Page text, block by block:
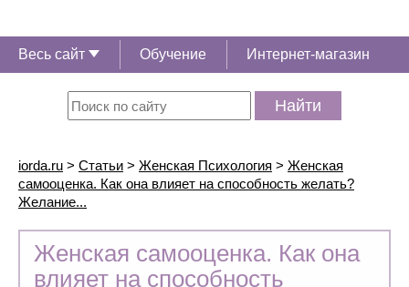
Весь сайт Обучение Интернет-магазин
Найти
iorda.ru > Статьи > Женская Психология > Женская
самооценка. Как она влияет на способность желать?
Желание...
Женская самооценка. Как она
влияет на способность